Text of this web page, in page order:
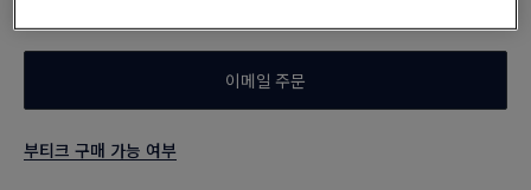
이메일 주문
부티크 구매 가능 여부